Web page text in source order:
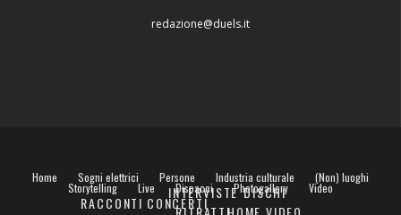
redazione@duels.it
Home Sogni elettrici Persone
INTERVISTE
Industria culturale
DISCHI
(Non) luoghi
Storytelling
RACCONTI
Live
CONCERTI
Dispacci Photogallery Video